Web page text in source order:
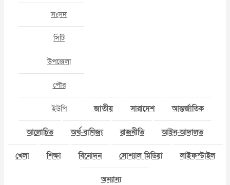
সংসদ
সিটি
উপজেলা
পৌর
ইউপি জাতীয় সারাদেশ আন্তর্জাতিক
আলোচিত অর্থ-বাণিজ্য রাজনীতি আইন-আদালত
খেলা শিক্ষা বিনোদন সোশ্যাল মিডিয়া লাইফস্টাইল
অন্যান্য